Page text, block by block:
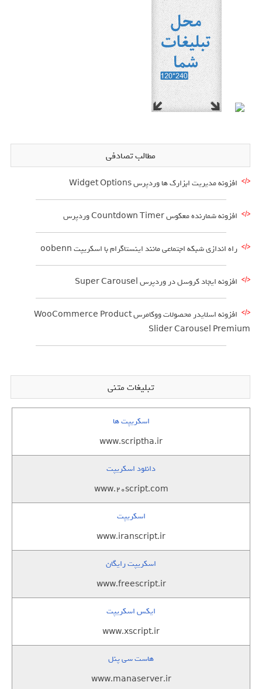
مطالب تصادفی
افزونه مدیریت ابزارک ها وردپرس Widget Options
افزونه شمارنده معکوس Countdown Timer وردپرس
راه اندازی شبکه اجتماعی مانند اینستاگرام با اسکریپت oobenn
افزونه ایجاد کروسل در وردپرس Super Carousel
افزونه اسلایدر محصولات ووکامرس WooCommerce Product
Slider Carousel Premium
تبلیغات متنی
اسکریپت ها
www.scriptha.ir
دانلود اسکریپت
www.20script.com
اسکریپت
www.iranscript.ir
اسکریپت رایگان
www.freescript.ir
ایکس اسکریپت
www.xscript.ir
هاست سی پنل
www.manaserver.ir